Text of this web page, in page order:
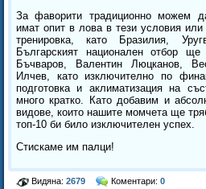
За фаворити традиционно можем
имат опит в лова в тези условия
тренировка, като Бразилия,
Българският национален отбор
Бъчваров, Валентин Люцканов,
Илчев, като изключително по
подготовка и аклиматизация на
много кратко. Като добавим и
видове, които нашите момчета ще
топ-10 би било изключителен успех.
Стискаме им палци!
Видяна: 2679 Коментари: 0